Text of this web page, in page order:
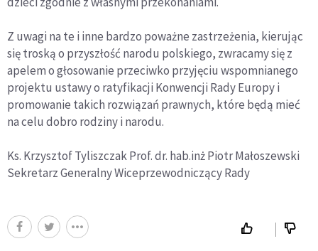
Z uwagi na te i inne bardzo poważne zastrzeżenia, kierując
się troską o przyszłość narodu polskiego, zwracamy się z
apelem o głosowanie przeciwko przyjęciu wspomnianego
projektu ustawy o ratyfikacji Konwencji Rady Europy i
promowanie takich rozwiązań prawnych, które będą mieć
na celu dobro rodziny i narodu.
Ks. Krzysztof Tyliszczak Prof. dr. hab.inż Piotr Małoszewski
Sekretarz Generalny Wiceprzewodniczący Rady